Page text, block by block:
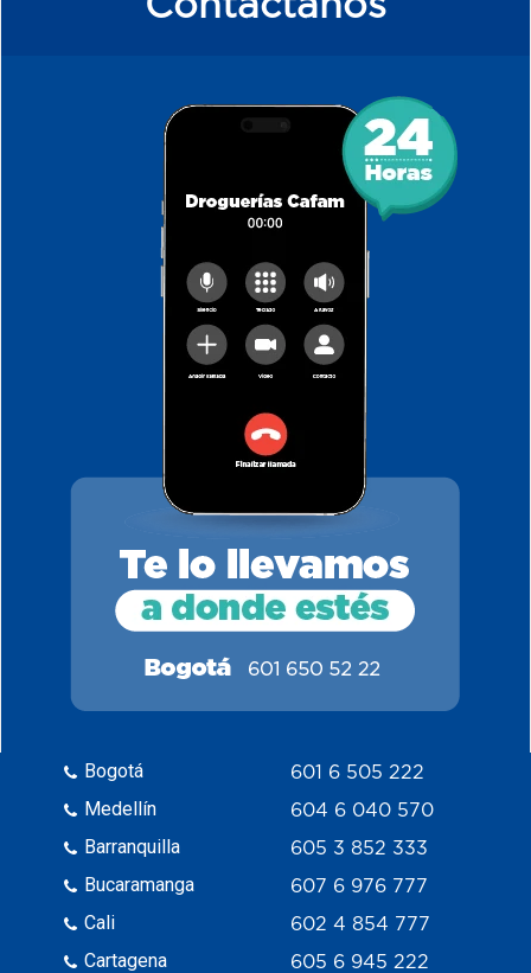
Bogotá
Medellín
Barranquilla
Bucaramanga
Cali
Cartagena
601 6 505 222
604 6 040 570
605 3 852 333
607 6 976 777
602 4 854 777
605 6 945 222